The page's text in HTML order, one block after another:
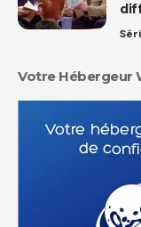
Votre Hébergeur